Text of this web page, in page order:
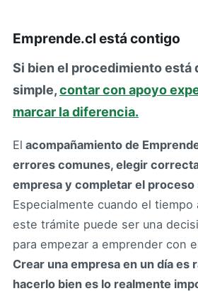
Emprende.cl está contigo
Si bien el procedimiento está
simple,contar con apoyo
marcar la diferencia.
El acompañamiento de
errores comunes, elegir
empresa y completar el
Especialmente cuando el tiempo
este trámite puede ser una
para empezar a emprender con
Crear una empresa en un día es
hacerlo bien es lo realmente